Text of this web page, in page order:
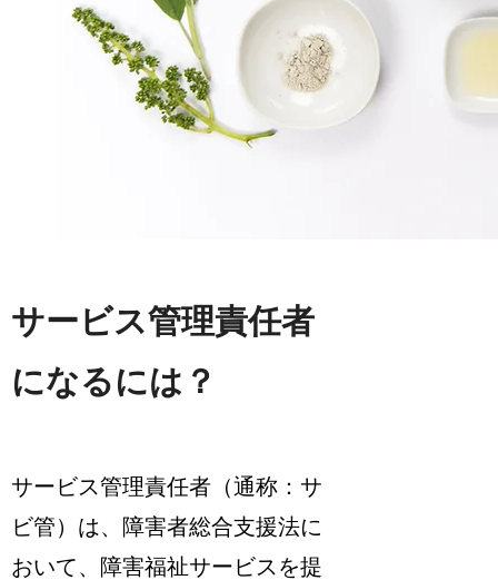
サービス管理責任者
になるには？
サービス管理責任者（通称：サ
ビ管）は、障害者総合支援法に
おいて、障害福祉サービスを提